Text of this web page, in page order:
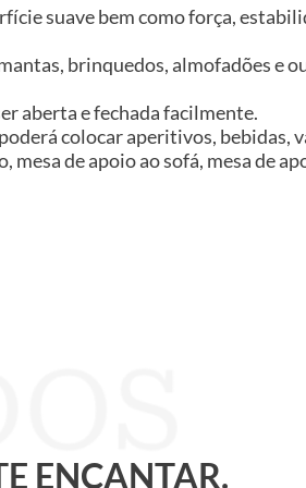
suave bem como força,
brinquedos, almofadões e
aberta e fechada facilmente.
colocar aperitivos, bebidas,
de apoio ao sofá, mesa de
ENCANTAR.